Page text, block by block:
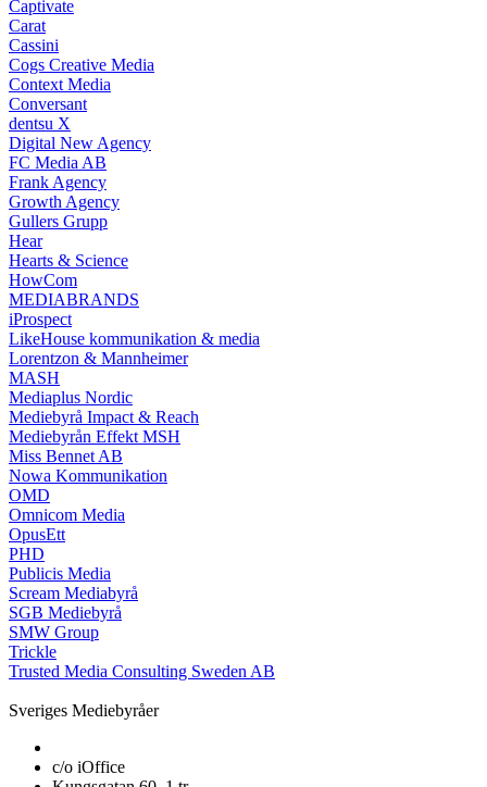
Captivate
Carat
Cassini
Cogs Creative Media
Context Media
Conversant
dentsu X
Digital New Agency
FC Media AB
Frank Agency
Growth Agency
Gullers Grupp
Hear
Hearts & Science
HowCom
MEDIABRANDS
iProspect
LikeHouse kommunikation & media
Lorentzon & Mannheimer
MASH
Mediaplus Nordic
Mediebyrå Impact & Reach
Mediebyrån Effekt MSH
Miss Bennet AB
Nowa Kommunikation
OMD
Omnicom Media
OpusEtt
PHD
Publicis Media
Scream Mediabyrå
SGB Mediebyrå
SMW Group
Trickle
Trusted Media Consulting Sweden AB
Sveriges Mediebyråer
c/o iOffice